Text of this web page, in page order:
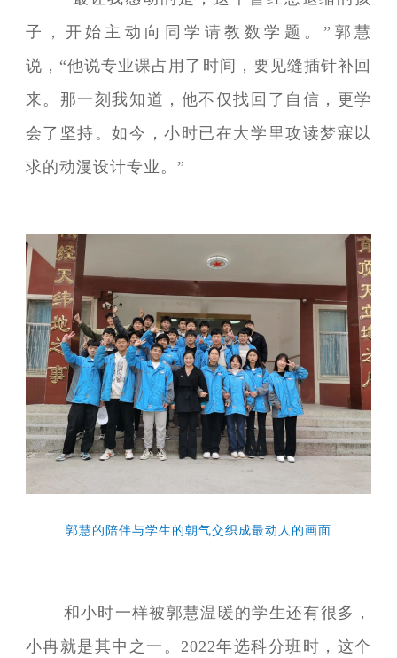
子，开始主动向同学请教数学题。”郭慧
说，“他说专业课占用了时间，要见缝插针补回
来。那一刻我知道，他不仅找回了自信，更学
会了坚持。如今，小时已在大学里攻读梦寐以
求的动漫设计专业。”
郭慧的陪伴与学生的朝气交织成最动人的画面
和小时一样被郭慧温暖的学生还有很多，
小冉就是其中之一。2022年选科分班时，这个